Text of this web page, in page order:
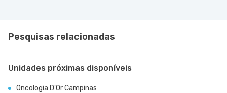
Pesquisas relacionadas
Unidades próximas disponíveis
Oncologia D'Or Campinas